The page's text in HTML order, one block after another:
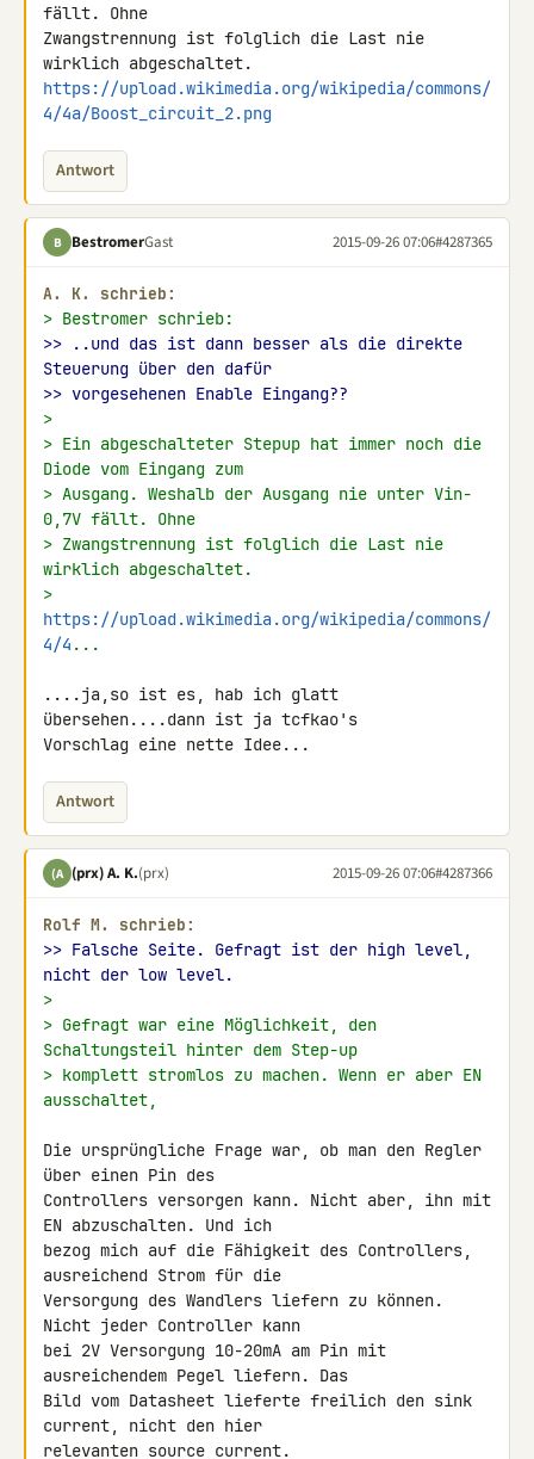
fällt. Ohne
Zwangstrennung ist folglich die Last nie
https://upload.wikimedia.org/wikipedia/commons/
4/4a/Boost_circuit_2.png
Antwort
B BestromerGast 2015-09-26 07:06#4287365
A. K. schrieb:
> Bestromer schrieb:
>> ..und das ist dann besser als die direkte
Steuerung über den dafür
>> vorgesehenen Enable Eingang??
>
> Ein abgeschalteter Stepup hat immer noch die
Diode vom Eingang zum
> Ausgang. Weshalb der Ausgang nie unter Vin-
0,7V fällt. Ohne
> Zwangstrennung ist folglich die Last nie
wirklich abgeschaltet.
https://upload.wikimedia.org/wikipedia/commons/
4/4 ...
....ja,so ist es, hab ich glatt
übersehen....dann ist ja tcfkao's
Vorschlag eine nette Idee...
Antwort
(A (prx) A. K.(prx) 2015-09-26 07:06#4287366
Rolf M. schrieb:
>> Falsche Seite. Gefragt ist der high level,
nicht der low level.
>
> Gefragt war eine Möglichkeit, den
Schaltungsteil hinter dem Step-up
> komplett stromlos zu machen. Wenn er aber EN
ausschaltet,
Die ursprüngliche Frage war, ob man den Regler
über einen Pin des
Controllers versorgen kann. Nicht aber, ihn mit
EN abzuschalten. Und ich
bezog mich auf die Fähigkeit des Controllers,
ausreichend Strom für die
Versorgung des Wandlers liefern zu können.
Nicht jeder Controller kann
bei 2V Versorgung 10-20mA am Pin mit
ausreichendem Pegel liefern. Das
Bild vom Datasheet lieferte freilich den sink
current, nicht den hier
relevanten source current.